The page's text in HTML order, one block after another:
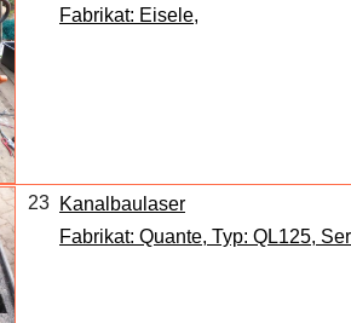
Fabrikat: Eisele,
23 Kanalbaulaser
Fabrikat: Quante, Typ: QL125,